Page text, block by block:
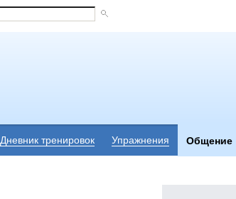
Дневник тренировок Упражнения Общение